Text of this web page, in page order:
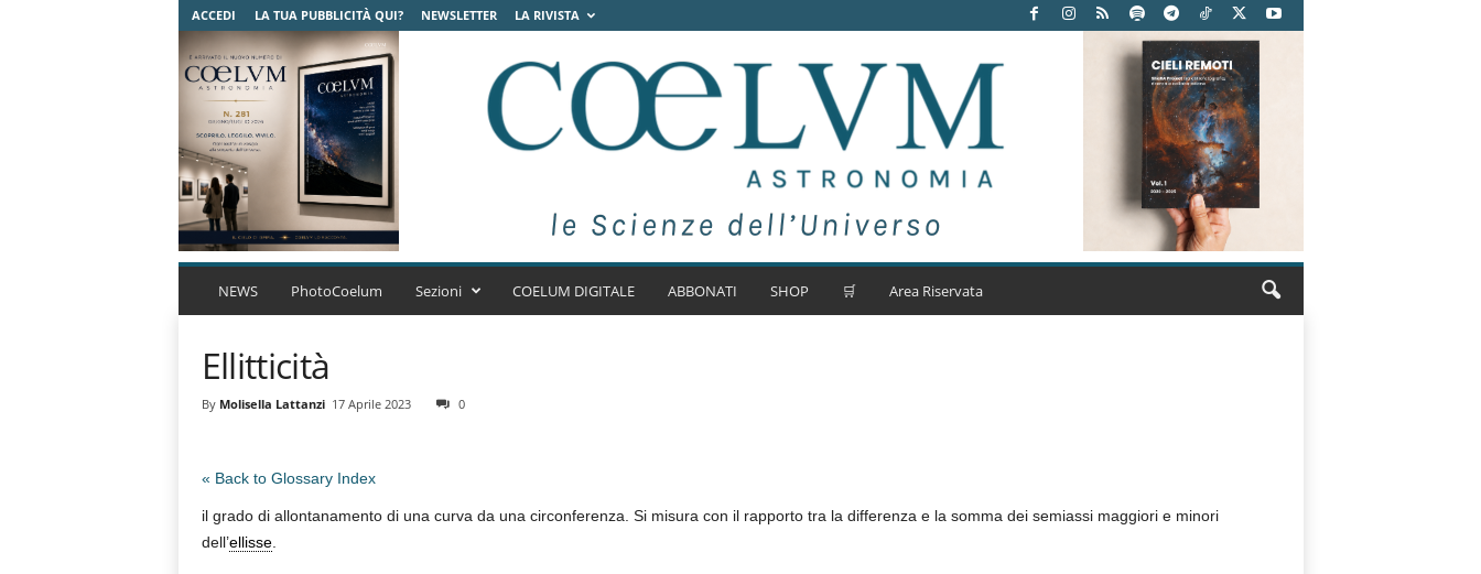
ACCEDI LA TUA PUBBLICITÀ QUI? NEWSLETTER LA RIVISTA
C
A
n
NEWS PhotoCoelum Sezioni COELUM DIGITALE ABBONATI SHOP 🛒 Area Riservata
Ellitticità
By Molisella Lattanzi 17 Aprile 2023 0
« Back to Glossary Index
il grado di allontanamento di una curva da una circonferenza. Si misura con il rapporto tra la differenza e la somma dei semiassi maggiori e minori
dell’ellisse.